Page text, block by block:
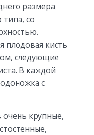
размера,
со
плодовая кисть
следующие
В каждой
с
очень крупные,